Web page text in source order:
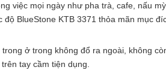
việc mọi ngày như pha trà, cafe, nấu
BlueStone KTB 3371 thỏa mãn mục
ở trong không đổ ra ngoài, không
tay cầm tiện dụng.